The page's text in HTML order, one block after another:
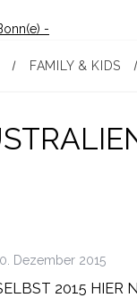
FAMILY & KIDS
Dezember 2015
2015 HIER